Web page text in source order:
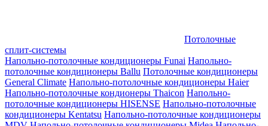
Потолочные
сплит-системы
Напольно-потолочные кондиционеры Funai Напольно-
потолочные кондиционеры Ballu Потолочные кондиционеры
General Climate Напольно-потолочные кондиционеры Haier
Напольно-потолочные кондионеры Thaicon Напольно-
потолочные кондиционеры HISENSE Напольно-потолочные
кондиционеры Kentatsu Напольно-потолочные кондиционеры